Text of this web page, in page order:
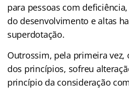
para pessoas com
do desenvolvimento e altas
superdotação.
Outrossim, pela primeira vez,
dos princípios, sofreu
princípio da consideração